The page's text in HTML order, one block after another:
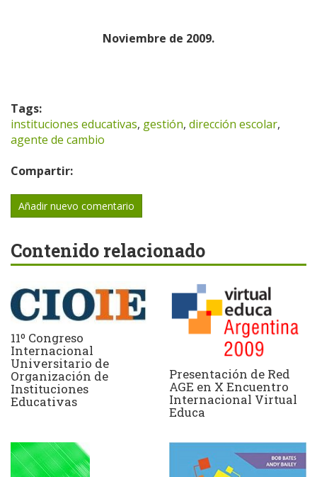
Noviembre de 2009.
Tags:
instituciones educativas, gestión, dirección escolar,
agente de cambio
Compartir:
Añadir nuevo comentario
Contenido relacionado
11º Congreso
Internacional
Universitario de
Organización de
Instituciones
Educativas
Presentación de Red
AGE en X Encuentro
Internacional Virtual
Educa